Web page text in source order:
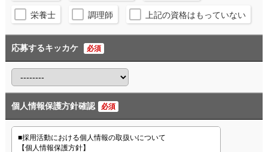
栄養士 調理師 上記の資格はもっていない
応募するキッカケ 必須
個人情報保護方針確認 必須